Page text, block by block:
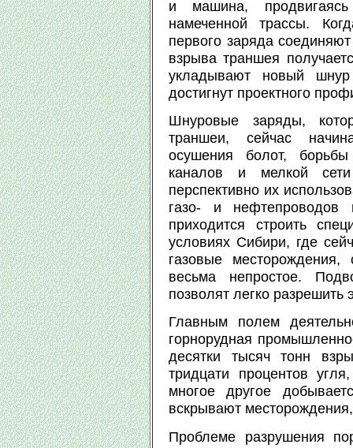
и машина,
намеченной трассы.
первого заряда
взрыва траншея
укладывают новый
достигнут проектного
Шнуровые заряды,
траншеи, сейчас
осушения болот,
каналов и мелкой
перспективно их
газо- и
приходится строить
условиях Сибири, где
газовые
весьма непростое.
позволят легко разрешить
Главным полем
горнорудная
десятки тысяч тонн
тридцати процентов
многое другое
вскрывают
Проблеме разрушения